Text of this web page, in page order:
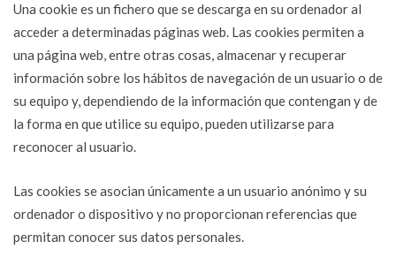
Una cookie es un fichero que se descarga en su ordenador al
acceder a determinadas páginas web. Las cookies permiten a
una página web, entre otras cosas, almacenar y recuperar
información sobre los hábitos de navegación de un usuario o de
su equipo y, dependiendo de la información que contengan y de
la forma en que utilice su equipo, pueden utilizarse para
reconocer al usuario.
Las cookies se asocian únicamente a un usuario anónimo y su
ordenador o dispositivo y no proporcionan referencias que
permitan conocer sus datos personales.